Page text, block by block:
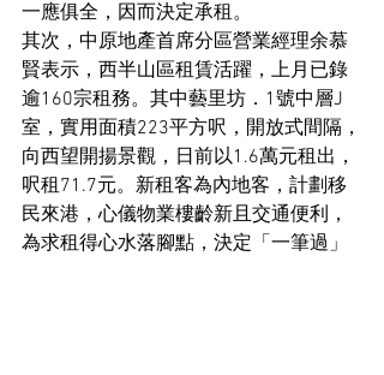
一應俱全，因而決定承租。
其次，中原地產首席分區營業經理余慕
賢表示，西半山區租賃活躍，上月已錄
逾160宗租務。其中藝里坊．1號中層J
室，實用面積223平方呎，開放式間隔，
向西望開揚景觀，日前以1.6萬元租出，
呎租71.7元。新租客為內地客，計劃移
民來港，心儀物業樓齡新且交通便利，
為求租得心水落腳點，決定「一筆過」